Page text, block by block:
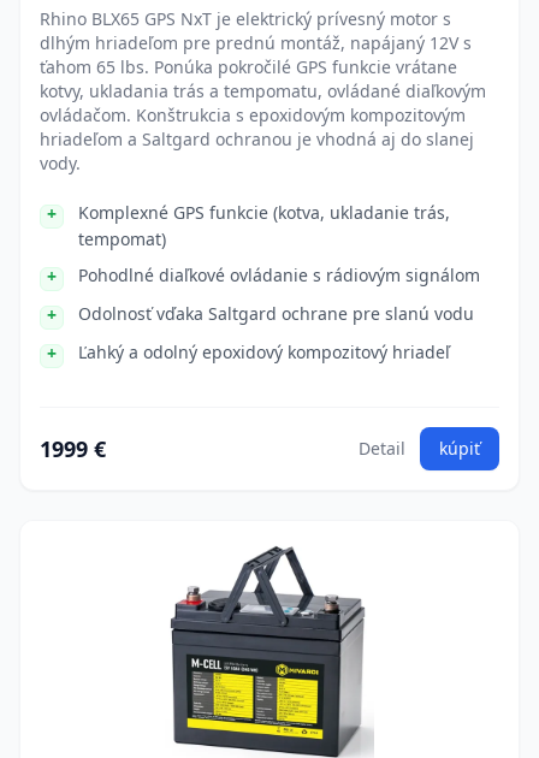
Rhino BLX65 GPS NxT je elektrický prívesný motor s
dlhým hriadeľom pre prednú montáž, napájaný 12V s
ťahom 65 lbs. Ponúka pokročilé GPS funkcie vrátane
kotvy, ukladania trás a tempomatu, ovládané diaľkovým
ovládačom. Konštrukcia s epoxidovým kompozitovým
hriadeľom a Saltgard ochranou je vhodná aj do slanej
vody.
Komplexné GPS funkcie (kotva, ukladanie trás,
tempomat)
Pohodlné diaľkové ovládanie s rádiovým signálom
Odolnosť vďaka Saltgard ochrane pre slanú vodu
Ľahký a odolný epoxidový kompozitový hriadeľ
1999 € Detail kúpiť